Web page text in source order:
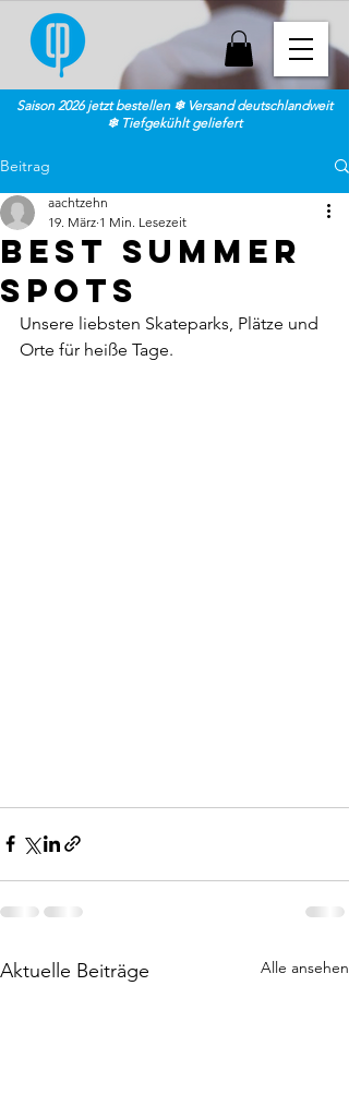
Saison 2026 jetzt bestellen ❄ Versand deutschlandweit
❄ Tiefgekühlt geliefert
Beitrag
BEST SUMMER
SPOTS
aachtzehn
19. März 1 Min. Lesezeit
Unsere liebsten Skateparks, Plätze und
Orte für heiße Tage.
Aktuelle Beiträge Alle ansehen